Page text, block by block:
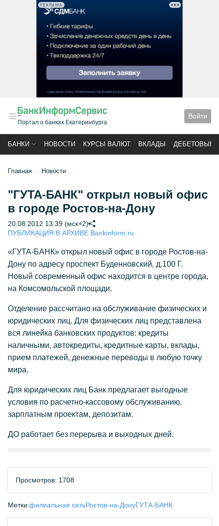
РЕКЛАМА
Портал о банках Екатеринбурга
Войти
БАНКИ НОВОСТИ КУРСЫ ВАЛЮТ ВКЛАДЫ ДЕБЕТОВЫЕ
Главная Новости
"ГУТА-БАНК" открыл новый офис
в городе Ростов-на-Дону
20.08.2012 13:39 (мск+2)
ПУБЛИКАЦИЯ В АРХИВЕ Bankinform.ru
«ГУТА-БАНК» открыл новый офис в городе Ростов-на-
Дону по адресу проспект Буденновский, д.100 Г.
Новый современный офис находится в центре города,
на Комсомольской площади.
Отделение рассчитано на обслуживание физических и
юридических лиц. Для физических лиц представлена
вся линейка банковских продуктов: кредиты
наличными, автокредиты, кредитные карты, вклады,
прием платежей, денежные переводы в любую точку
мира.
Для юридических лиц Банк предлагает выгодные
условия по расчетно-кассовому обслуживанию,
зарплатным проектам, депозитам.
ДО работает без перерыва и выходных дней.
Просмотров: 1708
Метки:филиальная сетьРостов-на-ДонуГУТА-БАНК